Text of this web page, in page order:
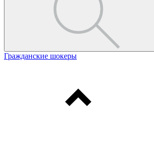
Гражданские шокеры